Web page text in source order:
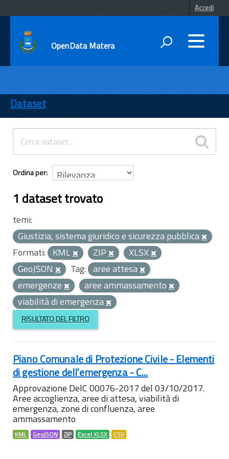
Accedi
OpenData Matera
ENTI
TEMI
INFORMAZIONI
Dataset
Ordina per
1 dataset trovato
temi:
Giustizia, sistema giuridico e sicurezza pubblica
Formati: KML ZIP
XLSX
GeoJSON
Tag: aree attesa
emergenze
aree ammassamento
viabilità di emergenza
RISULTATO DEL FILTRO
Piano Comunale di Protezione Civile - Elementi
di gestione dell'emergenza - C...
Approvazione DelC 00076-2017 del 03/10/2017.
Aree accoglienza, aree di attesa, viabilità di
emergenza, zone di confluenza, aree
ammassamento
KML GeoJSON ZIP Excel XLSX CSV